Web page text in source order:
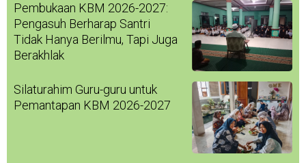
Pembukaan KBM 2026-2027:
Pengasuh Berharap Santri
Tidak Hanya Berilmu, Tapi Juga
Berakhlak
Silaturahim Guru-guru untuk
Pemantapan KBM 2026-2027